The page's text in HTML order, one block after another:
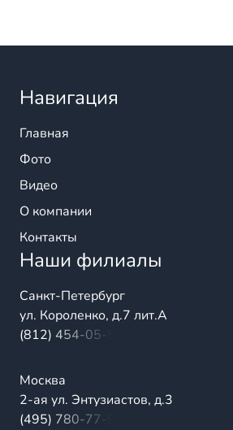
Навигация
Главная
Фото
Видео
О компании
Контакты
Наши филиалы
Санкт-Петербург
ул. Короленко, д.7 лит.А
(812) 454-05-54
Москва
2-ая ул. Энтузиастов, д.3
(495) 780-77-98